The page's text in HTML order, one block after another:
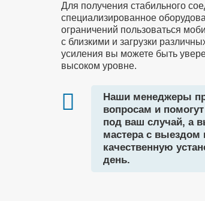
Для получения стабильного
специализированное
ограничений пользоваться
с близкими и загрузки
усиления вы можете быть
высоком уровне.
Наши менеджеры
вопросам и
под ваш случай, а
мастера с выездом
качественную
день.